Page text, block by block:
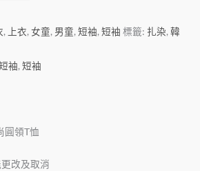
, 上衣, 女童, 男童, 短袖, 短袖 標籤: 扎染, 韓
袖, 短袖
圓領T恤
改及取消